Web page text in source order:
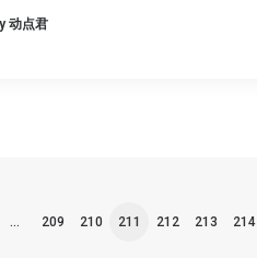
动点君
… 209 210 211 212 213 214